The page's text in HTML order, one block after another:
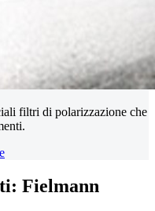
filtri di polarizzazione che
Fielmann